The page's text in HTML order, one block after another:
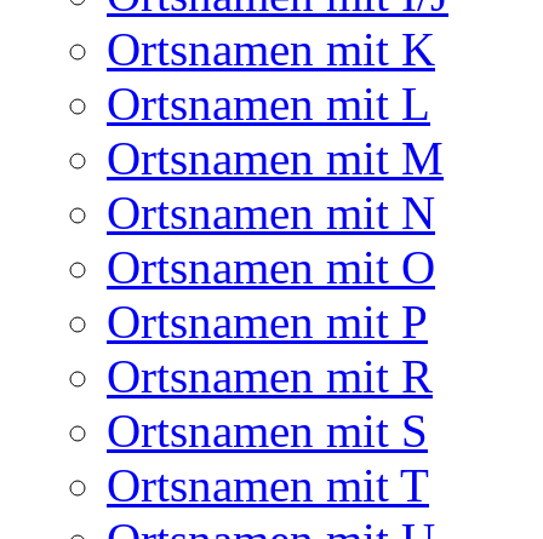
Ortsnamen mit K
Ortsnamen mit L
Ortsnamen mit M
Ortsnamen mit N
Ortsnamen mit O
Ortsnamen mit P
Ortsnamen mit R
Ortsnamen mit S
Ortsnamen mit T